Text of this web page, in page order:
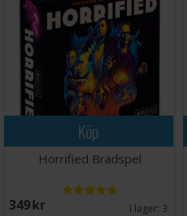
Köp
Horrified Brädspel
349 SEK I lager: 3